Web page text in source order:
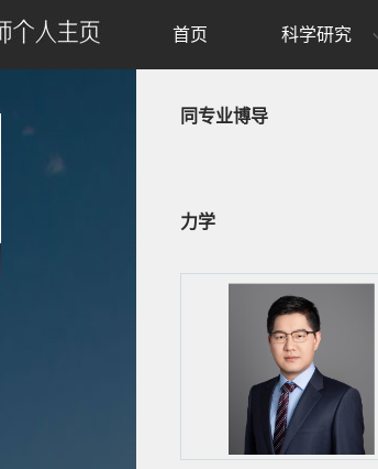
首页 科学研究
同专业博导
力学